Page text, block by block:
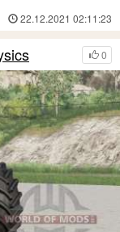
22.12.2021 02:11:23
0